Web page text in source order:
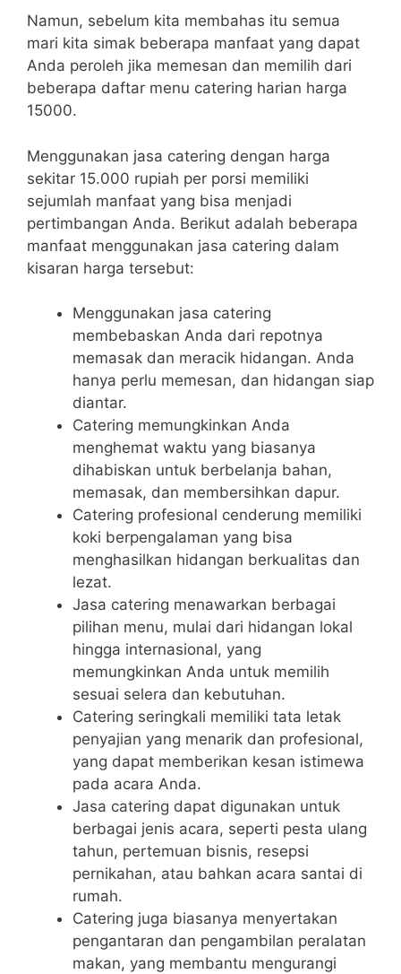
Namun, sebelum kita membahas itu semua
mari kita simak beberapa manfaat yang dapat
Anda peroleh jika memesan dan memilih dari
beberapa daftar menu catering harian harga
15000.
Menggunakan jasa catering dengan harga
sekitar 15.000 rupiah per porsi memiliki
sejumlah manfaat yang bisa menjadi
pertimbangan Anda. Berikut adalah beberapa
manfaat menggunakan jasa catering dalam
kisaran harga tersebut:
Menggunakan jasa catering
membebaskan Anda dari repotnya
memasak dan meracik hidangan. Anda
hanya perlu memesan, dan hidangan siap
diantar.
Catering memungkinkan Anda
menghemat waktu yang biasanya
dihabiskan untuk berbelanja bahan,
memasak, dan membersihkan dapur.
Catering profesional cenderung memiliki
koki berpengalaman yang bisa
menghasilkan hidangan berkualitas dan
lezat.
Jasa catering menawarkan berbagai
pilihan menu, mulai dari hidangan lokal
hingga internasional, yang
memungkinkan Anda untuk memilih
sesuai selera dan kebutuhan.
Catering seringkali memiliki tata letak
penyajian yang menarik dan profesional,
yang dapat memberikan kesan istimewa
pada acara Anda.
Jasa catering dapat digunakan untuk
berbagai jenis acara, seperti pesta ulang
tahun, pertemuan bisnis, resepsi
pernikahan, atau bahkan acara santai di
rumah.
Catering juga biasanya menyertakan
pengantaran dan pengambilan peralatan
makan, yang membantu mengurangi